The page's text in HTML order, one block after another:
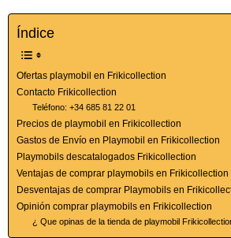
Índice
Ofertas playmobil en Frikicollection
Contacto Frikicollection
Teléfono: +34 685 81 22 01
Precios de playmobil en Frikicollection
Gastos de Envío en Playmobil en Frikicollection
Playmobils descatalogados Frikicollection
Ventajas de comprar playmobils en Frikicollection
Desventajas de comprar Playmobils en
Opinión comprar playmobils en Frikicollection
¿ Que opinas de la tienda de playmobil